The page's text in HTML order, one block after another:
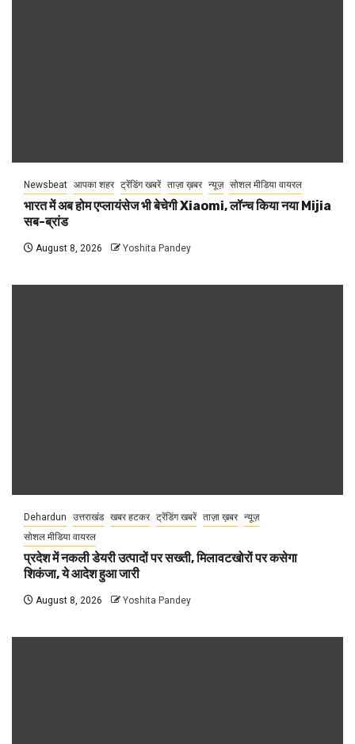
Newsbeat आपका शहर ट्रेंडिंग खबरें ताज़ा ख़बर न्यूज़ सोशल मीडिया वायरल
भारत में अब होम एप्लायंसेज भी बेचेगी Xiaomi, लॉन्च किया नया Mijia
सब-ब्रांड
August 8, 2026 Yoshita Pandey
Dehardun उत्तराखंड खबर हटकर ट्रेंडिंग खबरें ताज़ा ख़बर न्यूज़
सोशल मीडिया वायरल
प्रदेश में नकली डेयरी उत्पादों पर सख्ती, मिलावटखोरों पर कसेगा
शिकंजा, ये आदेश हुआ जारी
August 8, 2026 Yoshita Pandey